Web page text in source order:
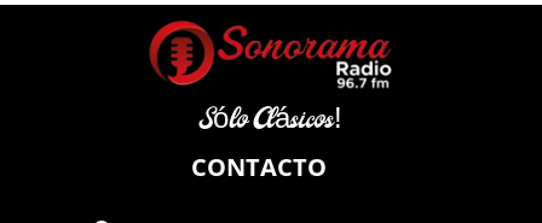
Sólo Clásicos!
CONTACTO